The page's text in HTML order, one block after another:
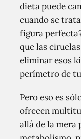
dieta puede
cuando se
figura
que las
eliminar esos
perímetro de
Pero eso es
ofrecen
allá de la mera